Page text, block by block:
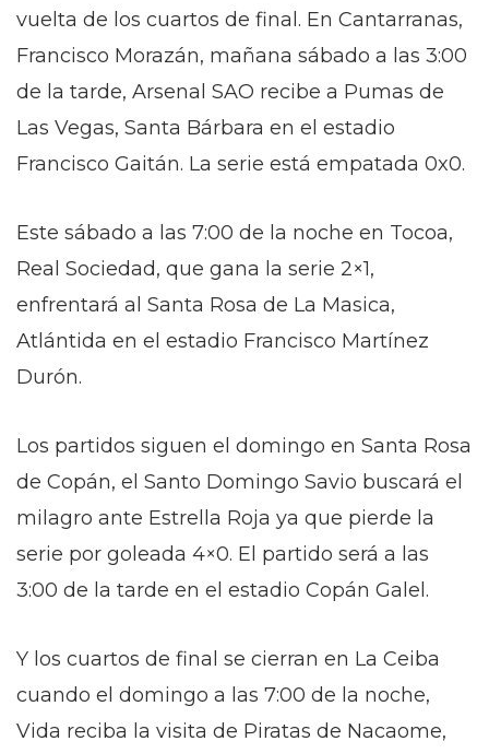
vuelta de los cuartos de final. En Cantarranas,
Francisco Morazán, mañana sábado a las 3:00
de la tarde, Arsenal SAO recibe a Pumas de
Las Vegas, Santa Bárbara en el estadio
Francisco Gaitán. La serie está empatada 0x0.
Este sábado a las 7:00 de la noche en Tocoa,
Real Sociedad, que gana la serie 2×1,
enfrentará al Santa Rosa de La Masica,
Atlántida en el estadio Francisco Martínez
Durón.
Los partidos siguen el domingo en Santa Rosa
de Copán, el Santo Domingo Savio buscará el
milagro ante Estrella Roja ya que pierde la
serie por goleada 4×0. El partido será a las
3:00 de la tarde en el estadio Copán Galel.
Y los cuartos de final se cierran en La Ceiba
cuando el domingo a las 7:00 de la noche,
Vida reciba la visita de Piratas de Nacaome,